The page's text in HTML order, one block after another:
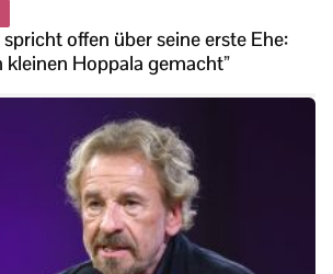
offen über seine erste Ehe:
kleinen Hoppala gemacht”